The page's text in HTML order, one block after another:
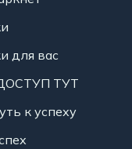
для вас
ТУТ
к успеху